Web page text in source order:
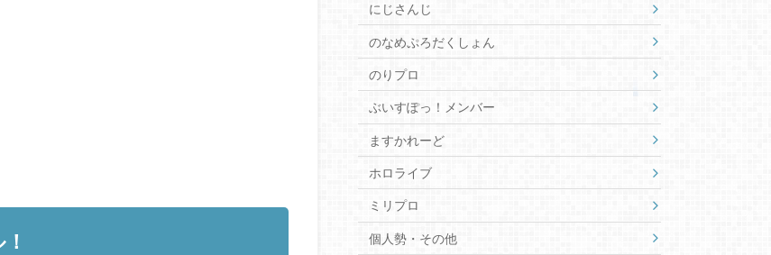
にじさんじ
のなめぷろだくしょん
のりプロ
ぶいすぽっ！メンバー
ますかれーど
ホロライブ
ミリプロ
個人勢・その他